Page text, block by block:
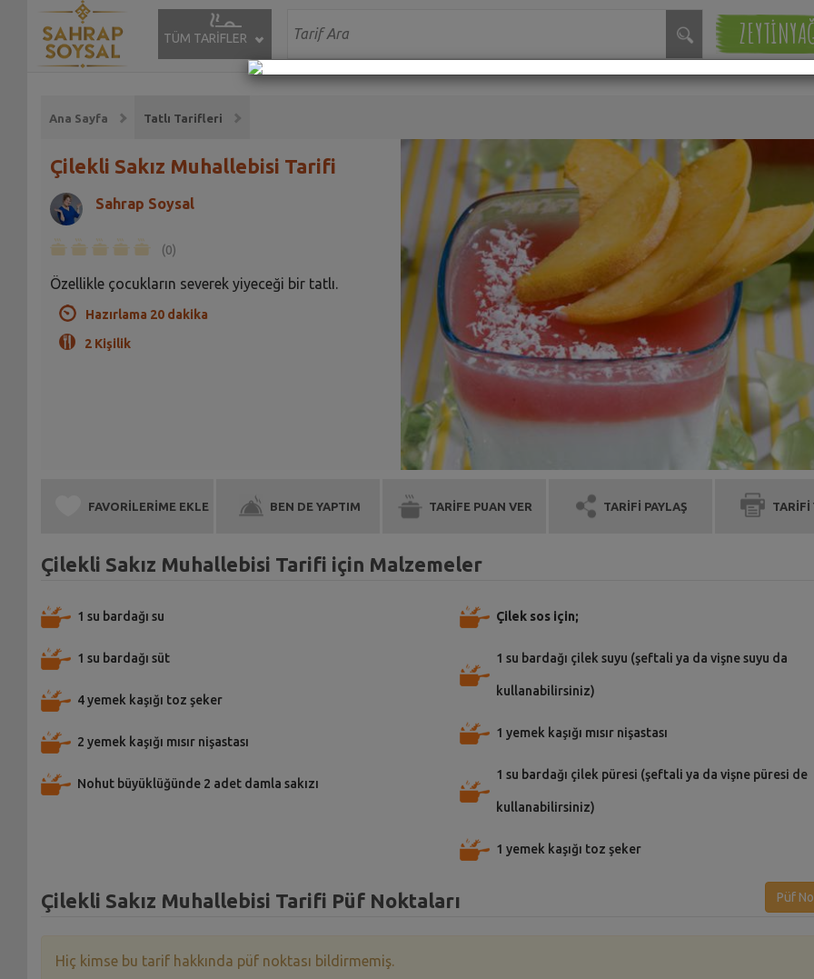
TÜM TARİFLER
Ana Sayfa Tatlı Tarifleri
Çilekli Sakız Muhallebisi Tarifi
Sahrap Soysal
(0)
Özellikle çocukların severek yiyeceği bir tatlı.
Hazırlama 20 dakika
2 Kişilik
FAVORİLERİME EKLE BEN DE YAPTIM TARİFE PUAN VER TARİFİ PAYLAŞ TARİFİ
Çilekli Sakız Muhallebisi Tarifi için Malzemeler
1 su bardağı su
1 su bardağı süt
4 yemek kaşığı toz şeker
2 yemek kaşığı mısır nişastası
Nohut büyüklüğünde 2 adet damla sakızı
Çilek sos için;
1 su bardağı çilek suyu (şeftali ya da vişne suyu da
kullanabilirsiniz)
1 yemek kaşığı mısır nişastası
1 su bardağı çilek püresi (şeftali ya da vişne püresi de
kullanabilirsiniz)
1 yemek kaşığı toz şeker
Çilekli Sakız Muhallebisi Tarifi Püf Noktaları Püf
Hiç kimse bu tarif hakkında püf noktası bildirmemiş.